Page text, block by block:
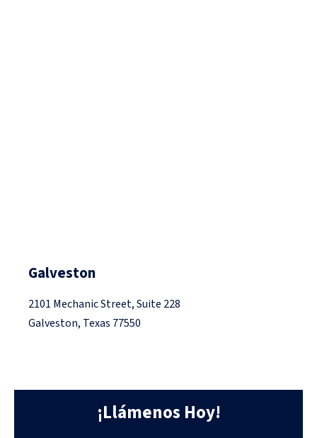
Galveston
2101 Mechanic Street, Suite 228
Galveston, Texas 77550
¡Llámenos Hoy!